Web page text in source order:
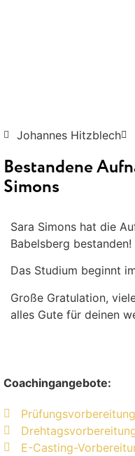
Johannes Hitzblech
Bestandene
Simons
Sara Simons hat die
Babelsberg bestanden!
Das Studium beginnt
Große Gratulation,
alles Gute für deinen
Coachingangebote:
Prüfungsvorbereitung
E-Casting-